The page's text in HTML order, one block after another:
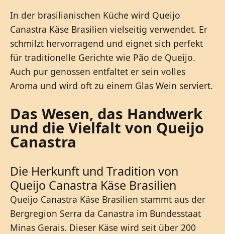
In der brasilianischen Küche wird Queijo
Canastra Käse Brasilien vielseitig verwendet. Er
schmilzt hervorragend und eignet sich perfekt
für traditionelle Gerichte wie Pão de Queijo.
Auch pur genossen entfaltet er sein volles
Aroma und wird oft zu einem Glas Wein serviert.
Das Wesen, das Handwerk
und die Vielfalt von Queijo
Canastra
Die Herkunft und Tradition von
Queijo Canastra Käse Brasilien
Queijo Canastra Käse Brasilien stammt aus der
Bergregion Serra da Canastra im Bundesstaat
Minas Gerais. Dieser Käse wird seit über 200